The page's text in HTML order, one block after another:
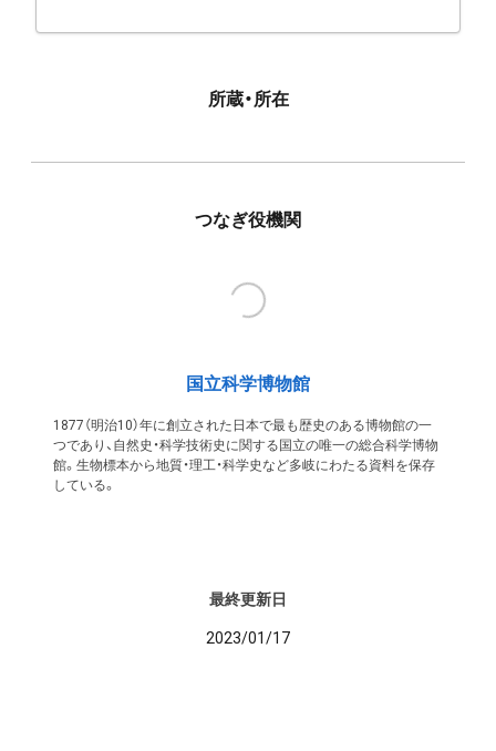
所蔵・所在
つなぎ役機関
国立科学博物館
1877（明治10）年に創立された日本で最も歴史のある博物館の一
つであり、自然史・科学技術史に関する国立の唯一の総合科学博物
館。生物標本から地質・理工・科学史など多岐にわたる資料を保存
している。
最終更新日
2023/01/17